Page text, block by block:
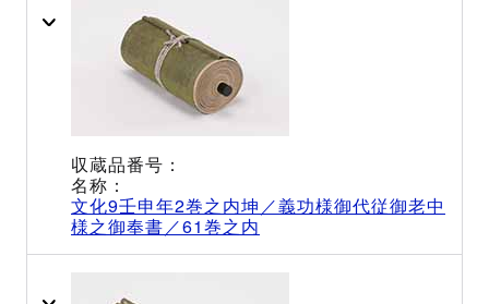
文化9壬申年2巻之内坤／義功様御代従御老中
様之御奉書／61巻之内